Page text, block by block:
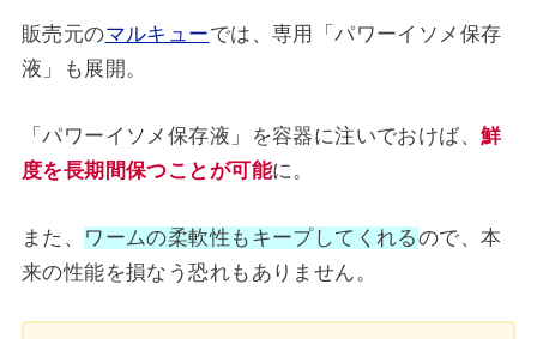
販売元のマルキューでは、専用「パワーイソメ保存
液」も展開。
「パワーイソメ保存液」を容器に注いでおけば、鮮
度を長期間保つことが可能に。
また、 ワームの柔軟性もキープしてくれるので、本
来の性能を損なう恐れもありません。